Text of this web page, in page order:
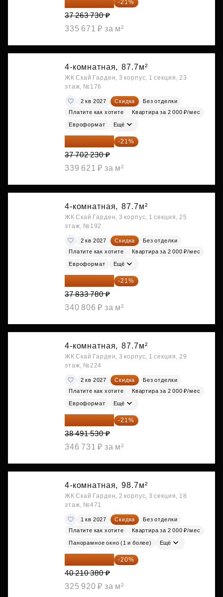
29 438 347 ₽ -21%
37 263 730 ₽
335 671 ₽ за м²
4-комнатная, 87.7м²
ЖК Скай Гарден, 3 корпус, 1 секция, 23
этаж, №176
2 кв 2027 Скидка
Без отделки
Платите как хотите
Квартира за 2 000 ₽/мес
Евроформат Ещё
29 784 762 ₽ -21%
37 702 230 ₽
339 621 ₽ за м²
4-комнатная, 87.7м²
ЖК Скай Гарден, 3 корпус, 1 секция, 25
этаж, №192
2 кв 2027 Скидка
Без отделки
Платите как хотите
Квартира за 2 000 ₽/мес
Евроформат Ещё
29 888 686 ₽ -21%
37 833 780 ₽
340 806 ₽ за м²
4-комнатная, 87.7м²
ЖК Скай Гарден, 3 корпус, 1 секция, 29
этаж, №224
2 кв 2027 Скидка
Без отделки
Платите как хотите
Квартира за 2 000 ₽/мес
Евроформат Ещё
30 408 309 ₽ -21%
38 491 530 ₽
346 731 ₽ за м²
4-комнатная, 98.7м²
ЖК Скай Гарден, 2 корпус, 3 секция, 18
этаж, №471
1 кв 2027 Скидка
Без отделки
Платите как хотите
Квартира за 2 000 ₽/мес
Панорамное окно (1 и более) Ещё
32 168 304 ₽ -20%
40 210 380 ₽
325 920 ₽ за м²